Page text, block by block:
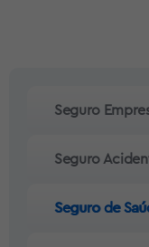
Seguro
Seguro
Seguro de